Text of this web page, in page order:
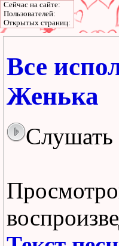
Все
Женька
Сейчас на сайте:
Пользователей:
Открытых страниц: